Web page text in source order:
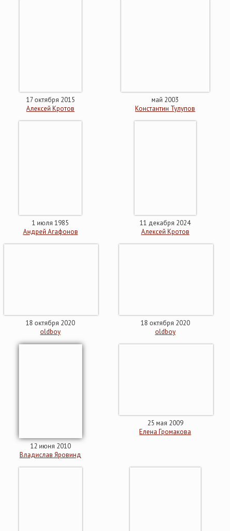
17 октября 2015
Алексей Кротов
май 2003
Константин Тулупов
1 июля 1985
Андрей Агафонов
11 декабря 2024
Алексей Кротов
18 октября 2020
oldboy
18 октября 2020
oldboy
12 июня 2010
Владислав Яровинд
25 мая 2009
Елена Громакова